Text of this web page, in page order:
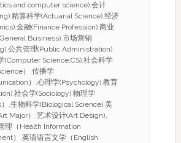
and computer science).会计
精算科学(Actuarial Science).经济
金融(Finance Profession).商业
Business).市场营销
公共管理(Public Administration).
(Computer Science;CS).社会科学
）.传播学
）.心理学(Psychology).教育
社会学(Sociology).物理学
）.生物科学(Biological Science).美
Major）.艺术设计(Art Design)。
理（Health Information
）.英语语言文学（English